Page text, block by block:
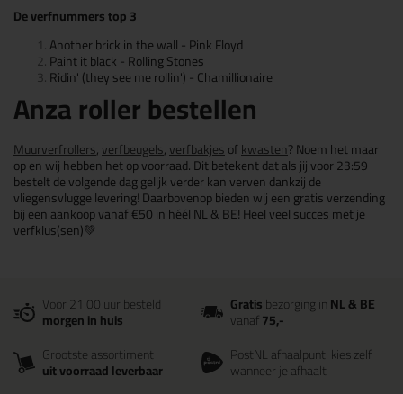
De verfnummers top 3
Another brick in the wall - Pink Floyd
Paint it black - Rolling Stones
Ridin' (they see me rollin') - Chamillionaire
Anza roller bestellen
Muurverfrollers,verfbeugels,verfbakjesofkwasten? Noem het maar
op en wij hebben het op voorraad. Dit betekent dat als jij voor 23:59
bestelt de volgende dag gelijk verder kan verven dankzij de
vliegensvlugge levering! Daarbovenop bieden wij een gratis verzending
bij een aankoop vanaf €50 in héél NL & BE! Heel veel succes met je
verfklus(sen)💚
Voor 21:00 uur besteld
morgen in huis
Gratisbezorging inNL & BE
vanaf75,-
Grootste assortiment
uit voorraad leverbaar
PostNL afhaalpunt: kies zelf
wanneer je afhaalt